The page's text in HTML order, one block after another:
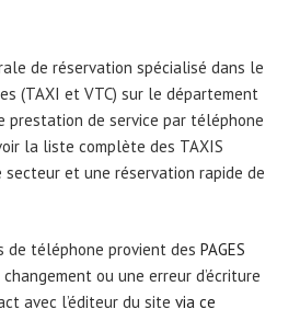
de réservation spécialisé dans le
(TAXI et VTC) sur le département
prestation de service par téléphone
la liste complète des TAXIS
et une réservation rapide de
de téléphone provient des PAGES
changement ou une erreur d’écriture
avec l’éditeur du site via ce